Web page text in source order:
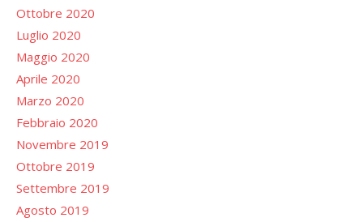
Ottobre 2020
Luglio 2020
Maggio 2020
Aprile 2020
Marzo 2020
Febbraio 2020
Novembre 2019
Ottobre 2019
Settembre 2019
Agosto 2019